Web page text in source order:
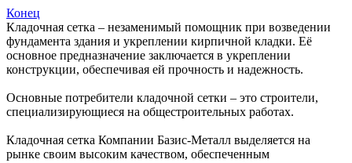
Конец
Кладочная сетка – незаменимый помощник при возведении
фундамента здания и укреплении кирпичной кладки. Её
основное предназначение заключается в укреплении
конструкции, обеспечивая ей прочность и надежность.
Основные потребители кладочной сетки – это строители,
специализирующиеся на общестроительных работах.
Кладочная сетка Компании Базис-Металл выделяется на
рынке своим высоким качеством, обеспеченным